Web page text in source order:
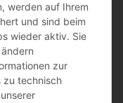
werden auf Ihrem
und sind beim
wieder aktiv. Sie
zur
zu technisch